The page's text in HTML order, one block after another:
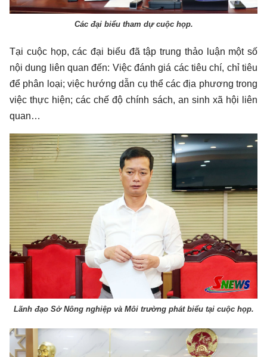
Các đại biểu tham dự cuộc họp.
Tại cuộc họp, các đại biểu đã tập trung thảo luận một số
nội dung liên quan đến: Việc đánh giá các tiêu chí, chỉ tiêu
để phân loại; việc hướng dẫn cụ thể các địa phương trong
việc thực hiện; các chế độ chính sách, an sinh xã hội liên
quan…
Lãnh đạo Sở Nông nghiệp và Môi trường phát biểu tại cuộc họp.